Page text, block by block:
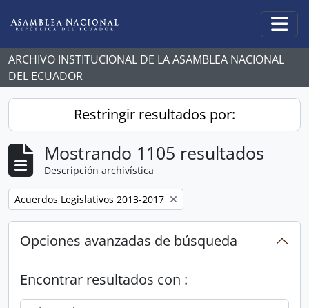
ARCHIVO INSTITUCIONAL DE LA ASAMBLEA NACIONAL
DEL ECUADOR
Restringir resultados por:
Mostrando 1105 resultados
Descripción archivística
Remove filter:
Acuerdos Legislativos 2013-2017
Opciones avanzadas de búsqueda
Encontrar resultados con :